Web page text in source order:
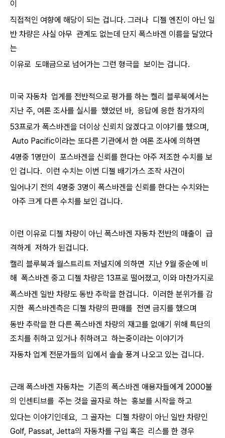
이
직접적인 여향에 해당이 되는 겁니다. 그러나 디젤 엔진이 아닌 일
반 차량은 사실 아무 관계도 없는데 단지 폭스바겐 이름을 달았다
는
이유로 도매금으로 넘어가는 그런 형극을 보이는 겁니다.
미국 자동차 업게를 전반적으로 평가를 하는 켈리 블루북에서는
지난 주, 여론 조사를 실시를 했었던 바, 응답에 응한 참가자의
53프로가 폭스바겐을 더이상 신뢰치 않겠다고 이야기를 했으며,
Auto Pacific이라는 또다른 기관에서 한 여론 조사에 의하면
4명중 1명만이 포스바겐을 신뢰를 한다는 아주 저조한 수치를 보
인 겁니다. 이런 수치는 이번 디젤 배기가스 조작 사건이
일어나기 전의 4명중 3명이 폭스바겐을 신뢰를 한다는 수치와는
아주 크게 다른 수치를 보인 겁니다.
이런 이유로 디젤 차량이 아닌 폭스바겐 자동차 전반의 매출이 급
격하게 저하가 된겁니다.
캘리 블루북과 월스트리트 저널지에 의하면 지난 9월 중순에 비
해 폭스바겐 중고 디젤 차량은 13프로 떨어졌고, 이와 마찬가지로
폭스바겐 일반 차량도 동반 추락을 한겁니다. 이러한 분위가를 감
지한 폭스바겐측은 디젤 차량의 판매를 전면 금지를 했으며
동반 추락을 한 다른 폭스바겐 차량의 재고를 없애기 위해 특단의
조치를 취하고 있거나 취하려고 하는중이라는 이야기가
자동차 업계 전문가들의 입에서 솔솔 풍겨 나오고 있는 겁니다.
근래 폭스바겐 자동차는 기존의 폭스바겐 애용자들에게 2000불
의 인센티브를 주는 것을 골자로 하는 홍보를 시작을 하고
있다는 이야기인데요, 그 골자는 디젤 차량이 아닌 일반 차량인
Golf, Passat, Jetta의 자동차를 구입 혹은 리스를 한 경우